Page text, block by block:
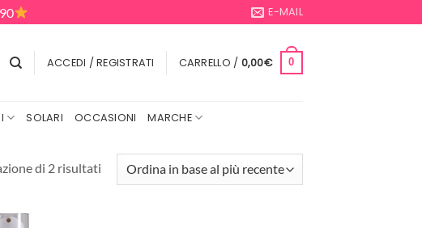
E-MAIL
ACCEDI / REGISTRATI CARRELLO / 0,00€ 0
SOLARI OCCASIONI MARCHE
di 2 risultatiOrdina